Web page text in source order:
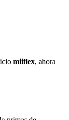
miiflex, ahora